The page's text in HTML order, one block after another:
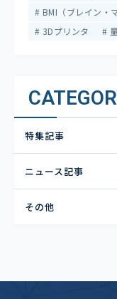
BMI（ブレイン・
3Dプリンタ
特集記事
ニュース記事
その他